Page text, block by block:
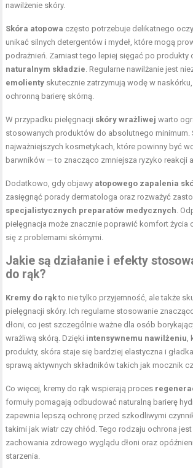
nawilżenie skóry.
Skóra atopowa często potrzebuje delikatnego
unikać silnych detergentów i mydeł, które mogą
podrażnień. Zamiast tego lepiej sięgać po produkty
naturalnym składzie. Regularne nawilżanie jest
emolienty skutecznie zatrzymują wodę w
ochronną barierę skórną.
W przypadku pielęgnacji skóry wrażliwej warto
stosowanych produktów do absolutnego minimum.
najważniejszych kosmetykach, które powinny być
barwników — to znacząco zmniejsza ryzyko reakcji
Dodatkowo, gdy objawy atopowego zapalenia
zasięgnąć porady dermatologa oraz rozważyć
specjalistycznych preparatów medycznych.
pielęgnacja może znacznie poprawić komfort życia
się z problemami skórnymi.
Jakie są działanie i efekty
do rąk?
Kremy do rąkto nie tylko przyjemność, ale także
pielęgnacji skóry. Ich regularne stosowanie
dłoni, co jest szczególnie ważne dla osób
wrażliwą skórą. Dzięki intensywnemu nawilżeniu,
produkty, skóra staje się bardziej elastyczna i
sprawą aktywnych składników takich jak mocznik
Co więcej, kremy do rąk wspierają proces
formuły pomagają odbudować naturalną barierę
zapewnia lepszą ochronę przed szkodliwymi
takimi jak wiatr czy chłód. Tego rodzaju ochrona
zachowania zdrowego wyglądu dłoni oraz
starzenia.